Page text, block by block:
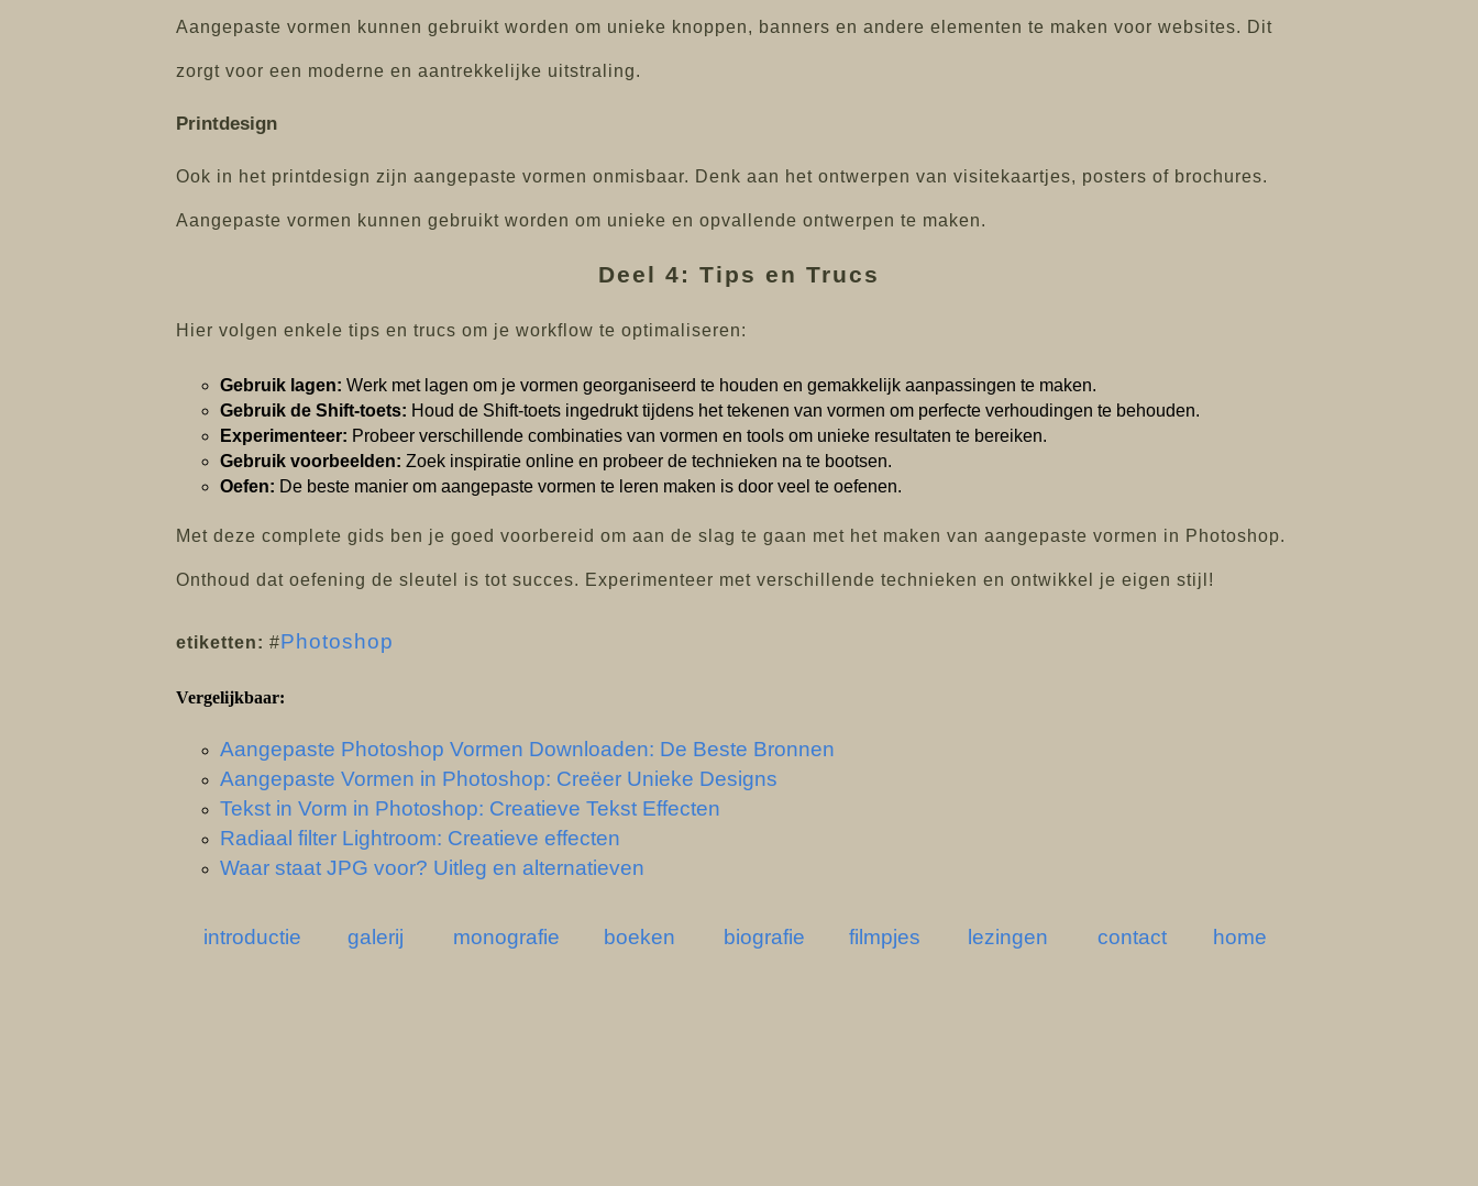
Aangepaste vormen kunnen gebruikt worden om unieke knoppen, banners en andere elementen te maken voor websites. Dit
zorgt voor een moderne en aantrekkelijke uitstraling.
Printdesign
Ook in het printdesign zijn aangepaste vormen onmisbaar. Denk aan het ontwerpen van visitekaartjes, posters of brochures.
Aangepaste vormen kunnen gebruikt worden om unieke en opvallende ontwerpen te maken.
Deel 4: Tips en Trucs
Hier volgen enkele tips en trucs om je workflow te optimaliseren:
Gebruik lagen: Werk met lagen om je vormen georganiseerd te houden en gemakkelijk aanpassingen te maken.
Gebruik de Shift-toets: Houd de Shift-toets ingedrukt tijdens het tekenen van vormen om perfecte verhoudingen te behouden.
Experimenteer: Probeer verschillende combinaties van vormen en tools om unieke resultaten te bereiken.
Gebruik voorbeelden: Zoek inspiratie online en probeer de technieken na te bootsen.
Oefen: De beste manier om aangepaste vormen te leren maken is door veel te oefenen.
Met deze complete gids ben je goed voorbereid om aan de slag te gaan met het maken van aangepaste vormen in Photoshop.
Onthoud dat oefening de sleutel is tot succes. Experimenteer met verschillende technieken en ontwikkel je eigen stijl!
etiketten: #Photoshop
Vergelijkbaar:
Aangepaste Photoshop Vormen Downloaden: De Beste Bronnen
Aangepaste Vormen in Photoshop: Creëer Unieke Designs
Tekst in Vorm in Photoshop: Creatieve Tekst Effecten
Radiaal filter Lightroom: Creatieve effecten
Waar staat JPG voor? Uitleg en alternatieven
introductie galerij monografie boeken biografie filmpjes lezingen contact home